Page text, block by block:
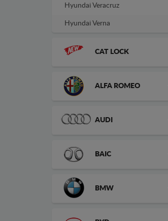
Hyundai Veracruz
Hyundai Verna
CAT LOCK
ALFA ROMEO
AUDI
BAIC
BMW